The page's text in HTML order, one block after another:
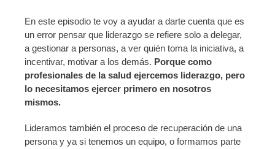
En este episodio te voy a ayudar a darte cuenta que es
un error pensar que liderazgo se refiere solo a delegar,
a gestionar a personas, a ver quién toma la iniciativa, a
incentivar, motivar a los demás. Porque como
profesionales de la salud ejercemos liderazgo, pero
lo necesitamos ejercer primero en nosotros
mismos.
Lideramos también el proceso de recuperación de una
persona y ya si tenemos un equipo, o formamos parte